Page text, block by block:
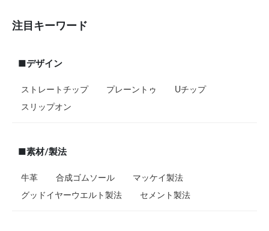
#消臭 ビジネス
注目キーワード
■デザイン
ストレートチップ プレーントゥ Uチップ
スリップオン
■素材/製法
牛革 合成ゴムソール マッケイ製法
グッドイヤーウエルト製法 セメント製法